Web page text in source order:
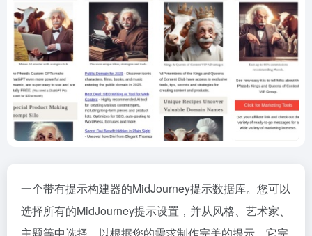
一个带有提示构建器的MidJourney提示数据库。您可以
选择所有的MidJourney提示设置，并从风格、艺术家、